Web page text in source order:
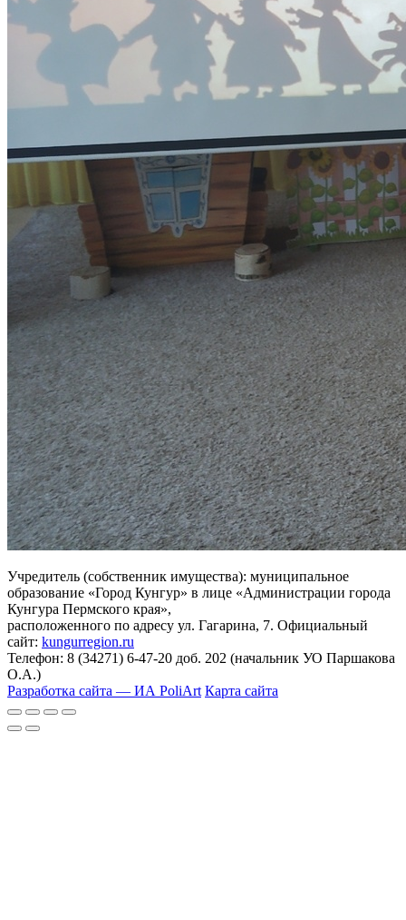
Учредитель (собственник имущества): муниципальное
образование «Город Кунгур» в лице «Администрации города
Кунгура Пермского края»,
расположенного по адресу ул. Гагарина, 7. Официальный
сайт: kungurregion.ru
Телефон: 8 (34271) 6-47-20 доб. 202 (начальник УО Паршакова
О.А.)
Разработка сайта — ИА PoliArt Карта сайта